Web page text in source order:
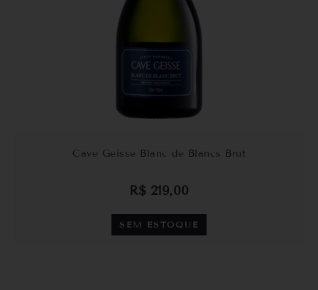
Cave Geisse Blanc de Blancs Brut
R$ 219,00
SEM ESTOQUE